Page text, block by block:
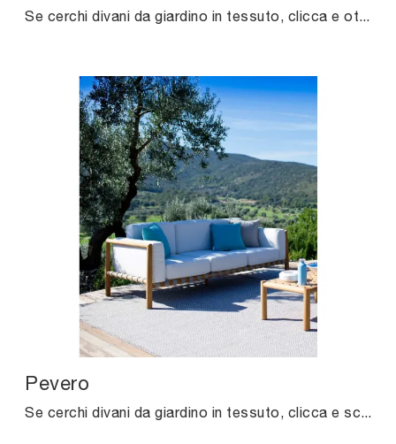
Se cerchi divani da giardino in tessuto, clicca e ottieni informazioni sul modello Pevero Isola del brand Unopiu.
Pevero
Se cerchi divani da giardino in tessuto, clicca e scopri di più sul modello Pevero della firma Unopiu.